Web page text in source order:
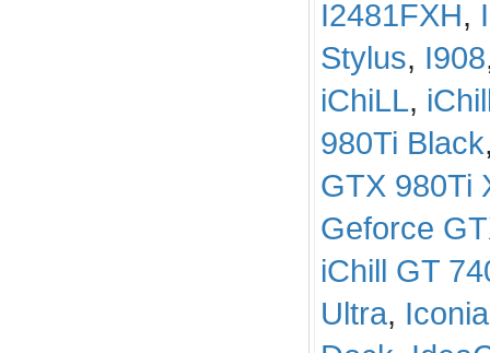
I2481FXH,
Stylus, I908
iChiLL,
980Ti Black
GTX 980Ti
Geforce
iChill GT
Ultra,